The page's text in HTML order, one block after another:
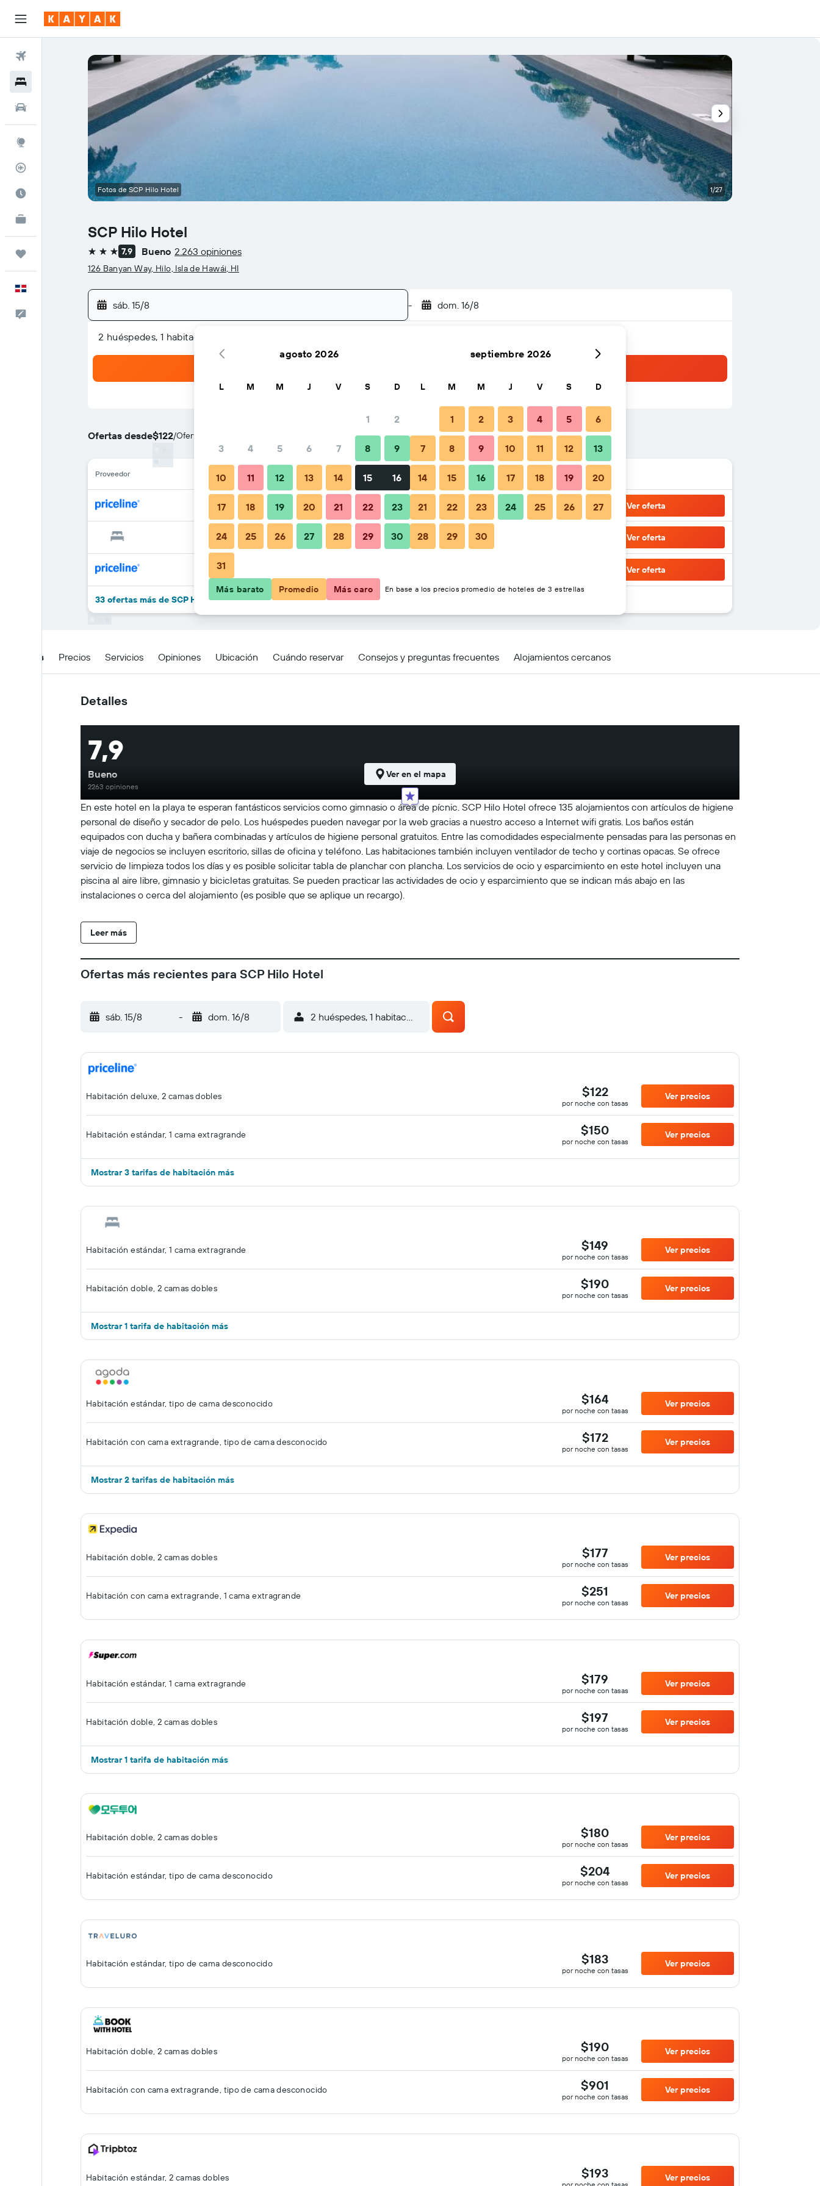
Comentarios
SCP Hilo Hotel
3 estrellas
7,9 Bueno 2.263 opiniones
126 Banyan Way, Hilo, Isla de Hawái, HI
sáb. 15/8 - dom. 16/8
2 huéspedes, 1 habitación
Ofertas desde$122/Oferta más barata de precio por noche
Proveedor Total noche
$122 Ver oferta
$149 Ver oferta
Ver oferta
33 ofertas más de SCP Hilo Hotel
Fotos de SCP Hilo Hotel 1/27
Detalles Precios Servicios Opiniones Ubicación Cuándo reservar Consejos y preguntas frecuentes Alojamientos cercanos
Detalles
En este hotel en la playa te esperan fantásticos servicios como gimnasio o área de pícnic. SCP Hilo Hotel ofrece 135 alojamientos con artículos de higiene
personal de diseño y secador de pelo. Los huéspedes pueden navegar por la web gracias a nuestro acceso a Internet wifi gratis. Los baños están
equipados con ducha y bañera combinadas y artículos de higiene personal gratuitos. Entre las comodidades especialmente pensadas para las personas en
viaje de negocios se incluyen escritorio, sillas de oficina y teléfono. Las habitaciones también incluyen ventilador de techo y cortinas opacas. Se ofrece
servicio de limpieza todos los días y es posible solicitar tabla de planchar con plancha. Los servicios de ocio y esparcimiento en este hotel incluyen una
piscina al aire libre, gimnasio y bicicletas gratuitas. Se pueden practicar las actividades de ocio y esparcimiento que se indican más abajo en las
instalaciones o cerca del alojamiento (es posible que se aplique un recargo).
Leer más
7,9
Bueno
2263 opiniones
Ver en el mapa
Ofertas más recientes para SCP Hilo Hotel
sáb. 15/8 - dom. 16/8 2 huéspedes, 1 habitación
Habitación deluxe, 2 camas dobles $122
por noche con tasas
Ver precios
Habitación estándar, 1 cama extragrande $150
por noche con tasas
Ver precios
Mostrar 3 tarifas de habitación más
Habitación estándar, 1 cama extragrande $149
por noche con tasas
Ver precios
Habitación doble, 2 camas dobles $190
por noche con tasas
Ver precios
Mostrar 1 tarifa de habitación más
Habitación estándar, tipo de cama desconocido $164
por noche con tasas
Ver precios
Habitación con cama extragrande, tipo de cama desconocido $172
por noche con tasas
Ver precios
Mostrar 2 tarifas de habitación más
Habitación doble, 2 camas dobles $177
por noche con tasas
Ver precios
Habitación con cama extragrande, 1 cama extragrande $251
por noche con tasas
Ver precios
Habitación estándar, 1 cama extragrande $179
por noche con tasas
Ver precios
Habitación doble, 2 camas dobles $197
por noche con tasas
Ver precios
Mostrar 1 tarifa de habitación más
Habitación doble, 2 camas dobles $180
por noche con tasas
Ver precios
Habitación estándar, tipo de cama desconocido $204
por noche con tasas
Ver precios
Habitación estándar, tipo de cama desconocido $183
por noche con tasas
Ver precios
Habitación doble, 2 camas dobles $190
por noche con tasas
Ver precios
Habitación con cama extragrande, tipo de cama desconocido $901
por noche con tasas
Ver precios
Habitación estándar, 2 camas dobles $193 Ver precios
agosto 2026
L M M J V S D
1 2
3 4 5 6 7 8 9
10 11 12 13 14 15 16
17 18 19 20 21 22 23
24 25 26 27 28 29 30
31
septiembre 2026
L M M J V S D
1 2 3 4 5 6
7 8 9 10 11 12 13
14 15 16 17 18 19 20
21 22 23 24 25 26 27
28 29 30
Más barato Promedio Más caro En base a los precios promedio de hoteles de 3 estrellas